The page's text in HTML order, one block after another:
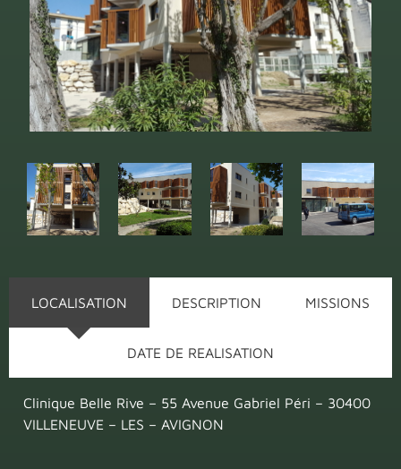
LOCALISATION DESCRIPTION MISSIONS
DATE DE REALISATION
Clinique Belle Rive – 55 Avenue Gabriel Péri – 30400
VILLENEUVE – LES – AVIGNON